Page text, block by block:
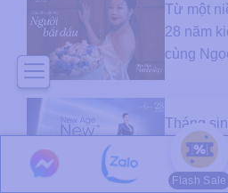
Từ một
28 năm
cùng
Tháng
Dung
ân khách
Flash Sale